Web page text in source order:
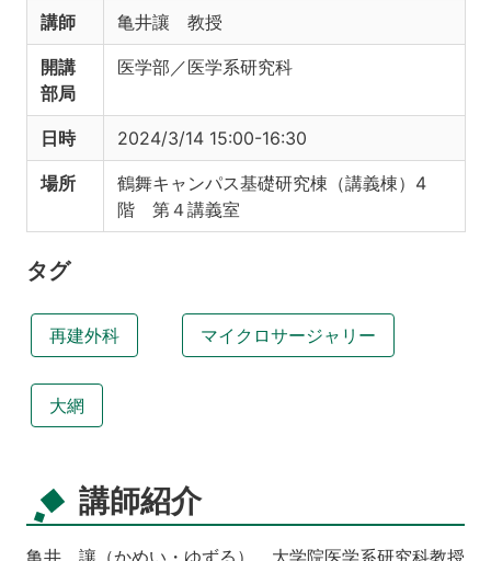
講師 亀井讓 教授
開講
部局
医学部／医学系研究科
日時 2024/3/14 15:00-16:30
場所
鶴舞キャンパス基礎研究棟（講義棟）4
階 第４講義室
タグ
再建外科 マイクロサージャリー
大網
講師紹介
亀井 讓（かめい・ゆずる） 大学院医学系研究科教授